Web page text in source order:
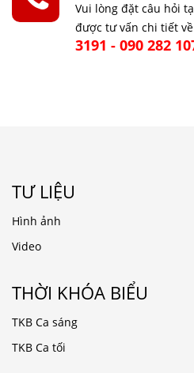
Vui lòng đặt câu hỏi
được tư vấn chi tiết
3191 - 090 282
TƯ LIỆU
Hình ảnh
Video
THỜI KHÓA BIỂU
TKB Ca sáng
TKB Ca tối